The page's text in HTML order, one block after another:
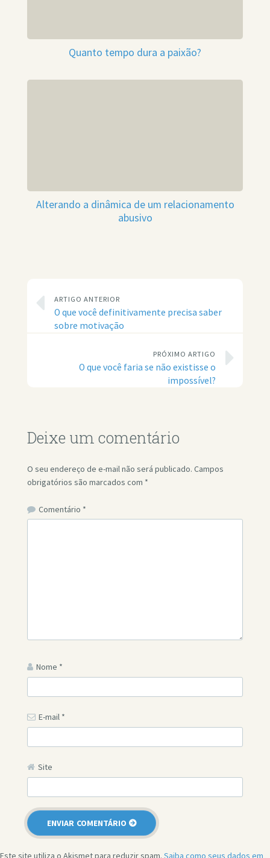
Quanto tempo dura a paixão?
Alterando a dinâmica de um relacionamento
abusivo
ARTIGO ANTERIOR
O que você definitivamente precisa saber
sobre motivação
PRÓXIMO ARTIGO
O que você faria se não existisse o
impossível?
Deixe um comentário
O seu endereço de e-mail não será publicado. Campos
obrigatórios são marcados com *
Comentário *
Nome *
E-mail *
Site